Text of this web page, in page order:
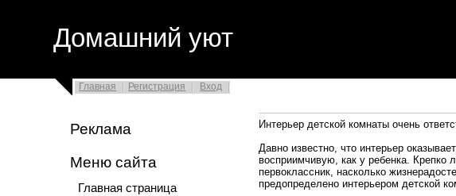
Домашний уют
Главная Регистрация Вход
Реклама
Меню сайта
Главная страница
Интерьер детской комнаты очень
Давно известно, что интерьер
восприимчивую, как у ребенка.
первоклассник, насколько
предопределено интерьером детской